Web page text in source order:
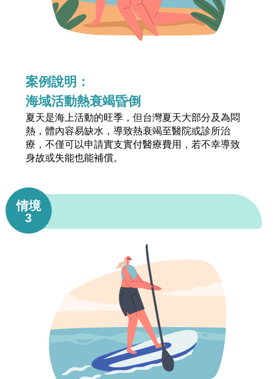
案例說明：
海域活動熱衰竭昏倒
夏天是海上活動的旺季，但台灣夏天大部分及為悶
熱，體內容易缺水，導致熱衰竭至醫院或診所治
療，不僅可以申請實支實付醫療費用，若不幸導致
身故或失能也能補償。
情境
3